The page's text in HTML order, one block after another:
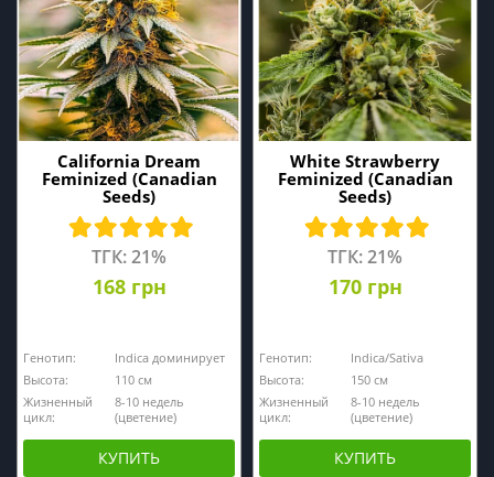
California Dream
Feminized (Canadian
Seeds)
ТГК: 21%
168 грн
Генотип:
Indica доминирует
Высота:
110 cм
Жизненный
цикл:
8-10 недель
(цветение)
КУПИТЬ
White Strawberry
Feminized (Canadian
Seeds)
ТГК: 21%
170 грн
Генотип:
Indica/Sativa
Высота:
150 cм
Жизненный
цикл:
8-10 недель
(цветение)
КУПИТЬ